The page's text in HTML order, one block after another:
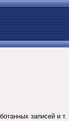
записей и